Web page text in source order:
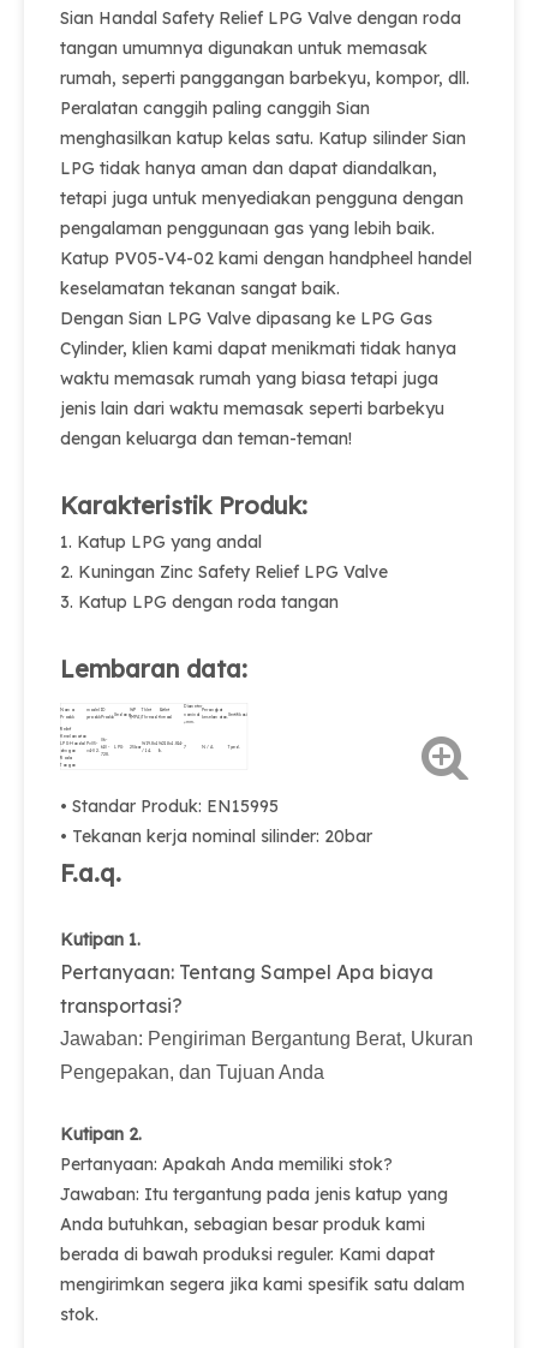
Sian Handal Safety Relief LPG Valve dengan roda
tangan umumnya digunakan untuk memasak
rumah, seperti panggangan barbekyu, kompor, dll.
Peralatan canggih paling canggih Sian
menghasilkan katup kelas satu. Katup silinder Sian
LPG tidak hanya aman dan dapat diandalkan,
tetapi juga untuk menyediakan pengguna dengan
pengalaman penggunaan gas yang lebih baik.
Katup PV05-V4-02 kami dengan handpheel handel
keselamatan tekanan sangat baik.
Dengan Sian LPG Valve dipasang ke LPG Gas
Cylinder, klien kami dapat menikmati tidak hanya
waktu memasak rumah yang biasa tetapi juga
jenis lain dari waktu memasak seperti barbekyu
dengan keluarga dan teman-teman!
Karakteristik Produk:
1. Katup LPG yang andal
2. Kuningan Zinc Safety Relief LPG Valve
3. Katup LPG dengan roda tangan
Lembaran data:
Nama
Produk
model
produk
ID
Produk
Sedang
WP
(MPA)
Thlet
Thread.
Outlet
thread.
Diameter
nominal
φmm.
Perangkat
keselamatan.
Sertifikasi
Relief
Keselamatan
LPG Handal
dengan
Roda
Tangan
Pv05-
v4-02.
06-
610-
728.
LPG 25bar
W19.8x1
/ 14.
W21.8x1.814-
lh.
7 N / A. Tped.
• Standar Produk: EN15995
• Tekanan kerja nominal silinder: 20bar
F.a.q.
Kutipan 1.
Pertanyaan: Tentang Sampel Apa biaya
transportasi?
Jawaban: Pengiriman Bergantung Berat, Ukuran
Pengepakan, dan Tujuan Anda
Kutipan 2.
Pertanyaan: Apakah Anda memiliki stok?
Jawaban: Itu tergantung pada jenis katup yang
Anda butuhkan, sebagian besar produk kami
berada di bawah produksi reguler. Kami dapat
mengirimkan segera jika kami spesifik satu dalam
stok.